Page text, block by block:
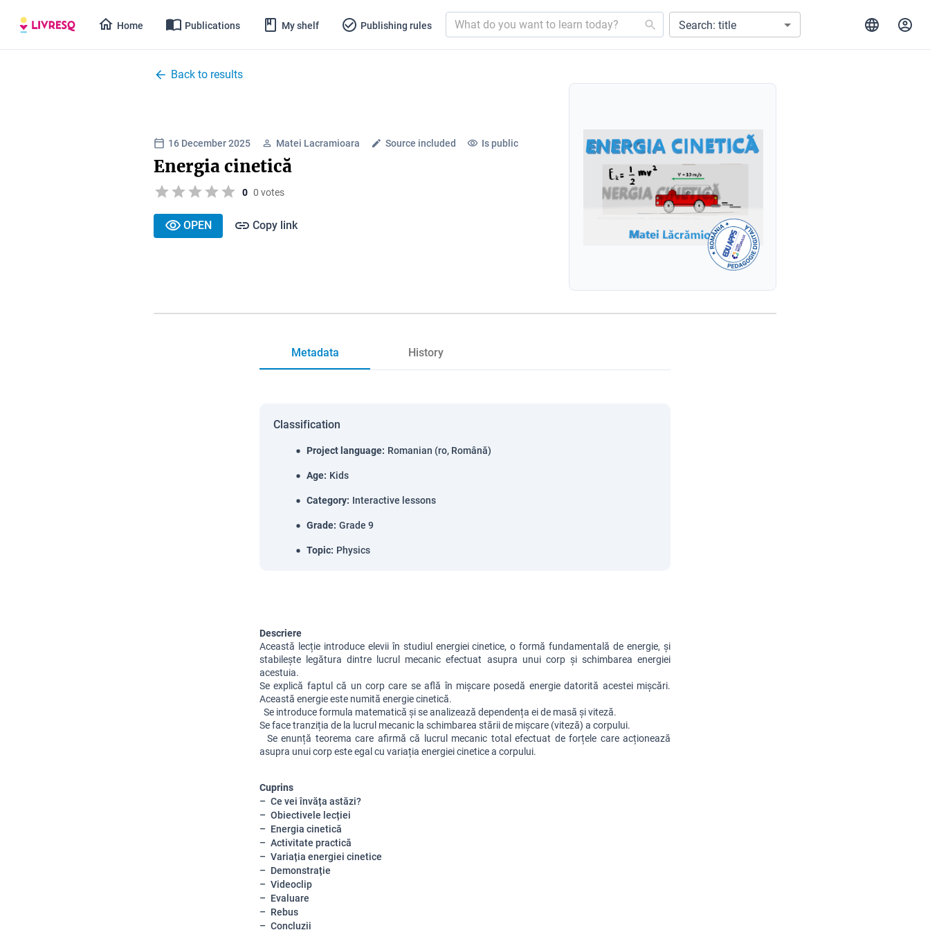
Home Publications My shelf Publishing rules Search: title
Back to results
16 December 2025 Matei Lacramioara Source included Is public
Energia cinetică
0 0 votes
OPEN Copy link
Metadata History
Classification
Project language: Romanian (ro, Română)
Age: Kids
Category: Interactive lessons
Grade: Grade 9
Topic: Physics
Descriere
Această lecție introduce elevii în studiul energiei cinetice, o formă fundamentală de energie, și
stabilește legătura dintre lucrul mecanic efectuat asupra unui corp și schimbarea energiei
acestuia.
Se explică faptul că un corp care se află în mișcare posedă energie datorită acestei mișcări.
Această energie este numită energie cinetică.
Se introduce formula matematică și se analizează dependența ei de masă și viteză.
Se face tranziția de la lucrul mecanic la schimbarea stării de mișcare (viteză) a corpului.
Se enunță teorema care afirmă că lucrul mecanic total efectuat de forțele care acționează
asupra unui corp este egal cu variația energiei cinetice a corpului.
Cuprins
Ce vei învăța astăzi?
Obiectivele lecției
Energia cinetică
Activitate practică
Variația energiei cinetice
Demonstrație
Videoclip
Evaluare
Rebus
Concluzii